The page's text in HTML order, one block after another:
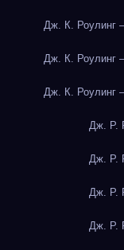
Дж. К. Роулинг
Дж. К. Роулинг
Дж. К. Роулинг
Дж. Р.
Дж. Р.
Дж. Р.
Дж. Р.